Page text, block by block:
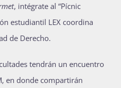
, intégrate al “Pícnic
estudiantil LEX coordina
de Derecho.
tendrán un encuentro
en donde compartirán